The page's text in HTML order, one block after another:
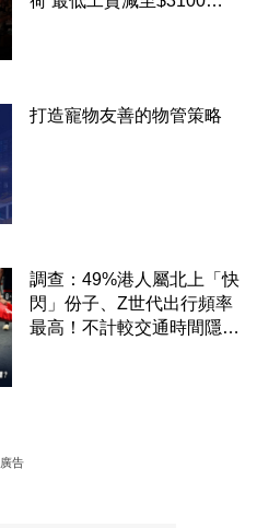
打造寵物友善的物管策略
調查：49%港人屬北上「快
閃」份子、Z世代出行頻率
最高！不計較交通時間隱形
廣告